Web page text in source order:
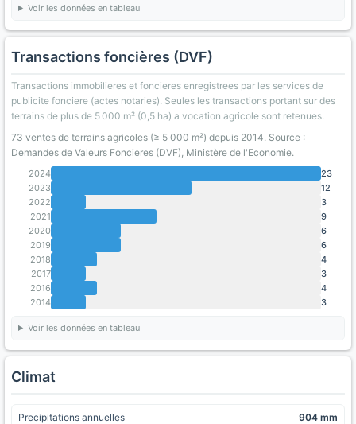
Voir les données en tableau
Transactions foncières (DVF)
Transactions immobilieres et foncieres enregistrees par les services de
publicite fonciere (actes notaries). Seules les transactions portant sur des
terrains de plus de 5 000 m² (0,5 ha) a vocation agricole sont retenues.
73 ventes de terrains agricoles (≥ 5 000 m²) depuis 2014. Source :
Demandes de Valeurs Foncieres (DVF), Ministère de l'Economie.
2024
23
2023
12
2022
3
2021
9
2020
6
2019
6
2018
4
2017
3
2016
4
2014
3
Voir les données en tableau
Climat
Precipitations annuelles 904 mm